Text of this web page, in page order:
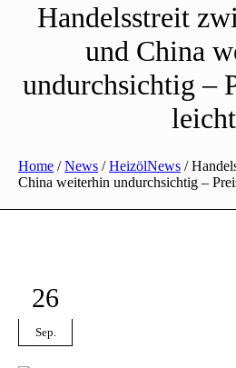
Handelsstreit
und China
undurchsichtig –
leicht
Home /News /HeizölNews /
China weiterhin undurchsichtig –
26
Sep.